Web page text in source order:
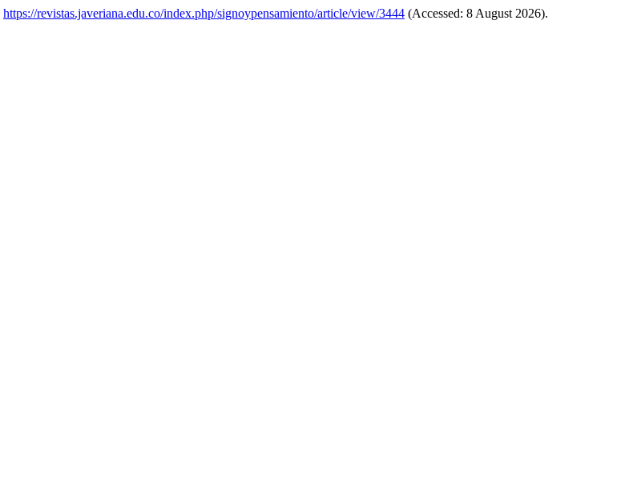
https://revistas.javeriana.edu.co/index.php/signoypensamiento/article/view/3444 (Accessed: 8 August 2026).